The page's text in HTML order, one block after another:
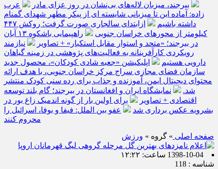
بیرجند، میزبان لاله‌های بی‌نشان در روز عزای مادر
عرب
زاده: آماده این تا میزبانی شایسته ای از پیکر مطهر شهدای گمنام
داشته باشیم
ازابتدای سالجاری صورت گرفت؛ روکش ۴۴۷
کیلومتر از محورهای خراسان جنوبی
راهپیمایی باشکوه ۱۳ آبان
در بیرجند؛ «متحد و استوار مقابل استکبار» + تصاویر
نیازمند
رویکردی کارآفرینانه به فعالیت‌های پژوهشی در زمینه گیاهان
دارویی هستیم
اپلیکیشن «جعبه شادی کودکان»، محصول جدید
سازمان فضای مجازی سراج مرکز خراسان جنوبی، با هدف ارائه
محتوای دیجیتال ایمن، آموزنده و جذاب برای رده سنی کودک منتشر
شد.
نمایشگاه ایران و افغانستان در بیرجند؛ گام بلند توسعه
اقتصادی + تصاویر
برای اولین بار از گونه اندمیک زاغ بور در
بشرویه عکس برداری شد
عفو بین الملل: فیفا و یوفا، اسرائیل را
محروم کنند
صفحه اصلی » گروه » ورزش
1398-10-04 ساعت: ۱۲:۲۲
شناسه : 118